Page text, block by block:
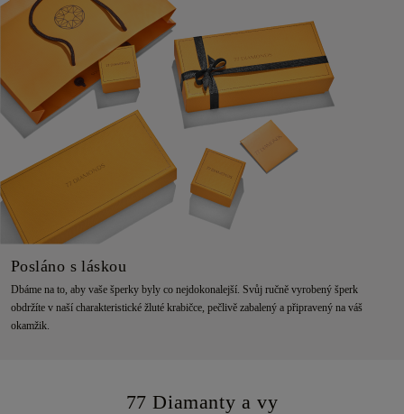
Posláno s láskou
Dbáme na to, aby vaše šperky byly co nejdokonalejší. Svůj ručně vyrobený šperk
obdržíte v naší charakteristické žluté krabičce, pečlivě zabalený a připravený na váš
okamžik.
77 Diamanty a vy